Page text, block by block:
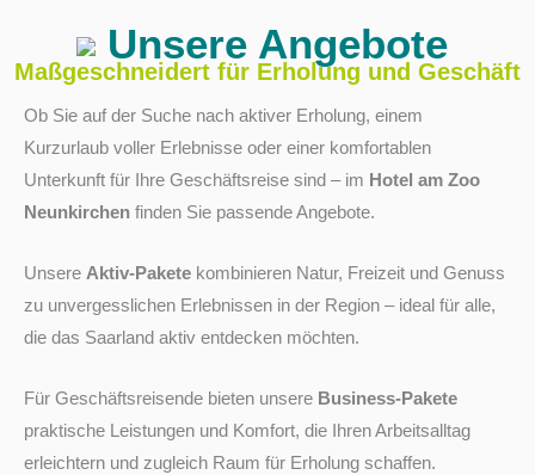
Unsere Angebote
Maßgeschneidert für Erholung und Geschäft
Ob Sie auf der Suche nach aktiver Erholung, einem
Kurzurlaub voller Erlebnisse oder einer komfortablen
Unterkunft für Ihre Geschäftsreise sind – im Hotel am Zoo
Neunkirchen finden Sie passende Angebote.
Unsere Aktiv-Pakete kombinieren Natur, Freizeit und Genuss
zu unvergesslichen Erlebnissen in der Region – ideal für alle,
die das Saarland aktiv entdecken möchten.
Für Geschäftsreisende bieten unsere Business-Pakete
praktische Leistungen und Komfort, die Ihren Arbeitsalltag
erleichtern und zugleich Raum für Erholung schaffen.